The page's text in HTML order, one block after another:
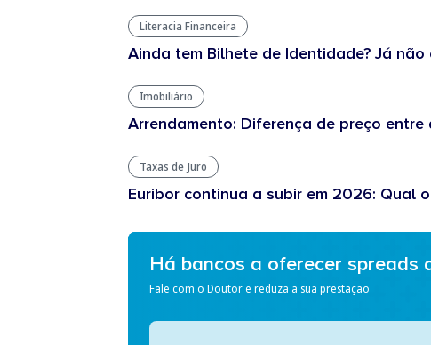
Literacia Financeira
Ainda tem Bilhete de Identidade? Já
Imobiliário
Arrendamento: Diferença de preço
Taxas de Juro
Euribor continua a subir em 2026: Qual
Há bancos a oferecer spreads
Fale com o Doutor e reduza a sua prestação